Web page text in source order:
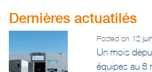
Dernières actuatilés
Posted on 12
Un mois
équipes au 8